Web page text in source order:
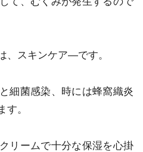
、スキンケア―です。
細菌感染、時には蜂窩織炎
す。
リームで十分な保湿を心掛